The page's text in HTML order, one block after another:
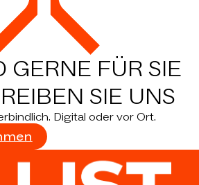
GERNE FÜR SIE
SIE UNS
Digital oder vor Ort.